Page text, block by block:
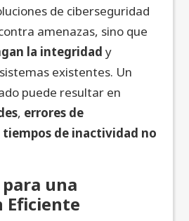
de ciberseguridad
amenazas, sino que
la integridad y
existentes. Un
puede resultar en
, errores de
tiempos de inactividad no
una